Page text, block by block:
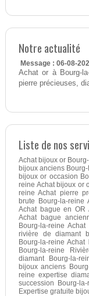
Notre actualité
Message : 06-08-
Achat or à Bourg-
pierre précieuses,
Liste de nos
Achat bijoux or
bijoux anciens
bijoux or occasion
reine Achat bijoux or
reine Achat pierre
brute Bourg-la-reine
Achat bague en OR
Achat bague
Bourg-la-reine
rivière de diamant
Bourg-la-reine
Bourg-la-reine
diamant Bourg-la-
bijoux anciens
reine expertise
succession Bourg-
Expertise gratuite